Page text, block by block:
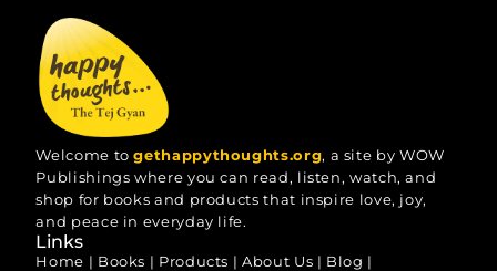
Welcome togethappythoughts.org, a site by WOW
Publishings where you can read, listen, watch, and
shop for books and products that inspire love, joy,
and peace in everyday life.
Links
Home | Books | Products |About Us | Blog |